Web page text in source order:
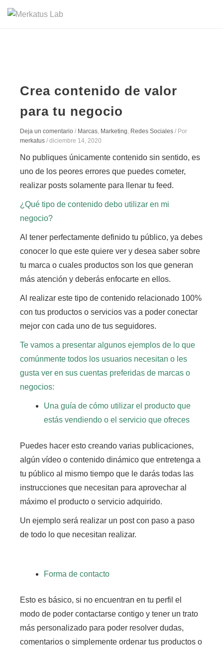
Crea contenido de valor
para tu negocio
Deja un comentario / Marcas, Marketing, Redes Sociales / Por
merkatus / diciembre 14, 2020
No publiques únicamente contenido sin sentido, es
uno de los peores errores que puedes cometer,
realizar posts solamente para llenar tu feed.
¿Qué tipo de contenido debo utilizar en mi
negocio?
Al tener perfectamente definido tu público, ya debes
conocer lo que este quiere ver y desea saber sobre
tu marca o cuales productos son los que generan
más atención y deberás enfocarte en ellos.
Al realizar este tipo de contenido relacionado 100%
con tus productos o servicios vas a poder conectar
mejor con cada uno de tus seguidores.
Te vamos a presentar algunos ejemplos de lo que
comúnmente todos los usuarios necesitan o les
gusta ver en sus cuentas preferidas de marcas o
negocios:
Una guía de cómo utilizar el producto que
estás vendiendo o el servicio que ofreces
Puedes hacer esto creando varias publicaciones,
algún vídeo o contenido dinámico que entretenga a
tu público al mismo tiempo que le darás todas las
instrucciones que necesitan para aprovechar al
máximo el producto o servicio adquirido.
Un ejemplo será realizar un post con paso a paso
de todo lo que necesitan realizar.
Forma de contacto
Esto es básico, si no encuentran en tu perfil el
modo de poder contactarse contigo y tener un trato
más personalizado para poder resolver dudas,
comentarios o simplemente ordenar tus productos o